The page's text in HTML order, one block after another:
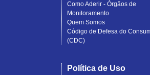
Como Aderir - Órgãos de
Monitoramento
Quem Somos
Código de Defesa do
(CDC)
Política de Uso